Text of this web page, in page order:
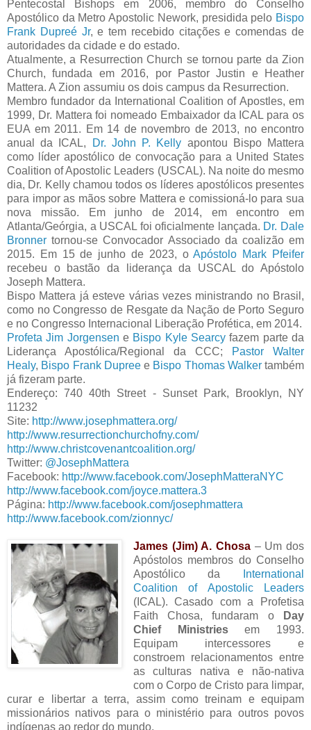
Pentecostal Bishops em 2006, membro do Conselho
Apostólico da Metro Apostolic Nework, presidida pelo Bispo
Frank Dupreé Jr, e tem recebido citações e comendas de
autoridades da cidade e do estado.
Atualmente, a Resurrection Church se tornou parte da Zion
Church, fundada em 2016, por Pastor Justin e Heather
Mattera. A Zion assumiu os dois campus da Resurrection.
Membro fundador da International Coalition of Apostles, em
1999, Dr. Mattera foi nomeado Embaixador da ICAL para os
EUA em 2011. Em 14 de novembro de 2013, no encontro
anual da ICAL,
Dr. John P. Kelly apontou Bispo Mattera
como líder apostólico de convocação para a United States
Coalition of Apostolic Leaders (USCAL). Na noite do mesmo
dia, Dr. Kelly chamou todos os líderes apostólicos presentes
para impor as mãos sobre Mattera e comissioná-lo para sua
nova missão. Em junho de 2014, em encontro em
Atlanta/Geórgia, a USCAL foi oficialmente lançada. Dr. Dale
Bronner tornou-se Convocador Associado da coalizão em
2015. Em 15 de junho de 2023, oApóstolo Mark Pfeifer
recebeu o bastão da liderança da USCAL do Apóstolo
Joseph Mattera.
Bispo Mattera já esteve várias vezes ministrando no Brasil,
como no Congresso de Resgate da Nação de Porto Seguro
e no Congresso Internacional Liberação Profética, em 2014.
Profeta Jim Jorgensen e Bispo Kyle Searcy fazem parte da
Liderança Apostólica/Regional da CCC;
Pastor Walter
Healy, Bispo Frank Dupreee Bispo Thomas Walkertambém
já fizeram parte.
Endereço: 740 40th Street - Sunset Park, Brooklyn, NY
11232
Site: http://www.josephmattera.org/
http://www.resurrectionchurchofny.com/
http://www.christcovenantcoalition.org/
Twitter: @JosephMattera
Facebook: http://www.facebook.com/JosephMatteraNYC
http://www.facebook.com/joyce.mattera.3
Página: http://www.facebook.com/josephmattera
http://www.facebook.com/zionnyc/
James (Jim) A. Chosa– Um dos
Apóstolos membros do Conselho
Apostólico da
International
Coalition of Apostolic Leaders
(ICAL). Casado com a Profetisa
Faith Chosa, fundaram o
Day
Chief Ministriesem 1993.
Equipam intercessores e
constroem relacionamentos entre
as culturas nativa e não-nativa
com o Corpo de Cristo para limpar,
curar e libertar a terra, assim como treinam e equipam
missionários nativos para o ministério para outros povos
indígenas ao redor do mundo.